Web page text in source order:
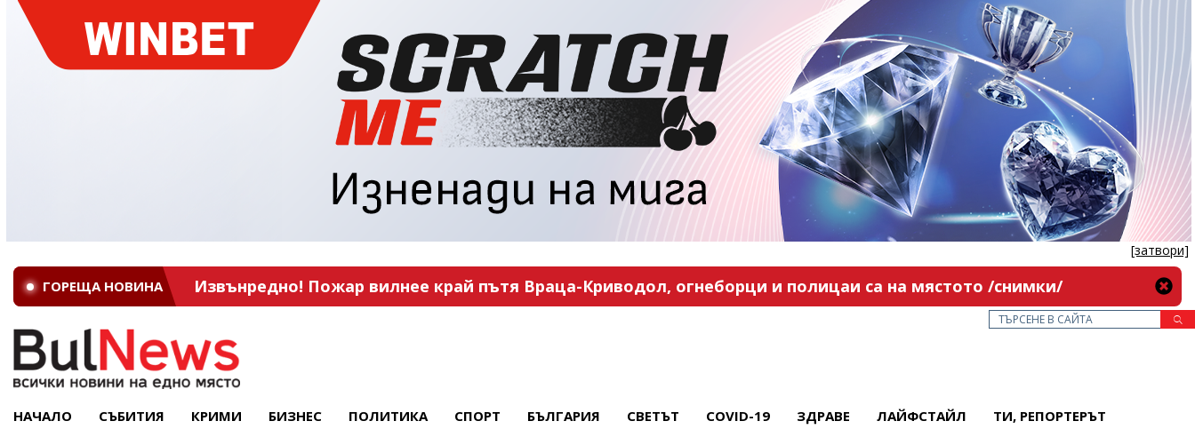
[затвори]
ГОРЕЩА НОВИНА Извънредно! Пожар вилнее край пътя Враца-Криводол, огнеборци и полицаи са на мястото /снимки/
НАЧАЛО СЪБИТИЯ КРИМИ БИЗНЕС ПОЛИТИКА СПОРТ БЪЛГАРИЯ СВЕТЪТ COVID-19 ЗДРАВЕ ЛАЙФСТАЙЛ ТИ, РЕПОРТЕРЪТ